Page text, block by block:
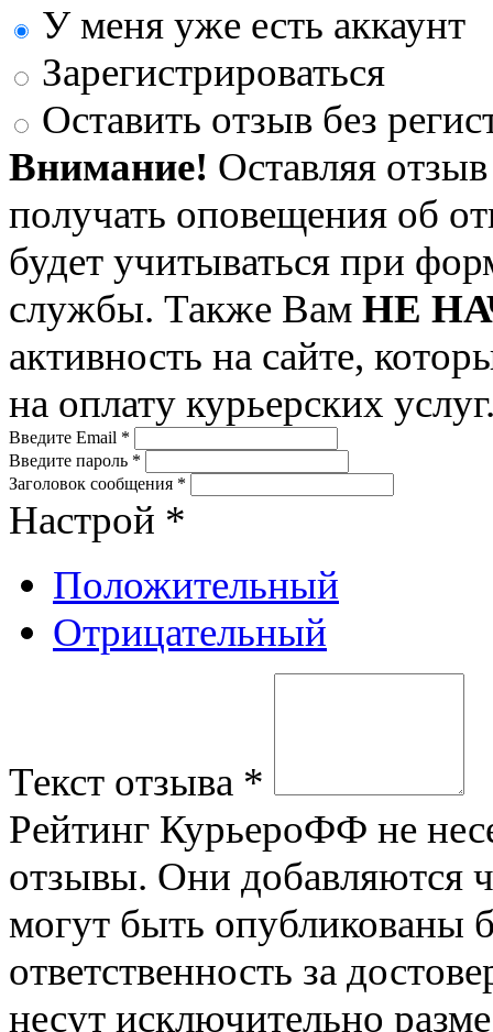
У меня уже есть аккаунт
Зарегистрироваться
Оставить отзыв без
Внимание! Оставляя
получать оповещения об
будет учитываться при
службы. Также Вам НЕ
активность на сайте,
на оплату курьерских
Введите Email *
Введите пароль *
Заголовок сообщения *
Настрой *
Положительный
Отрицательный
Текст отзыва *
Рейтинг КурьероФФ не
отзывы. Они добавляются
могут быть опубликованы
ответственность за
несут исключительно